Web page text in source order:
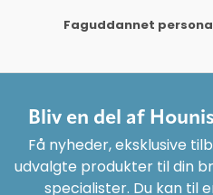
Faguddannet
Bliv en del af
Få nyheder, eksklusive
udvalgte produkter til din
specialister. Du kan til